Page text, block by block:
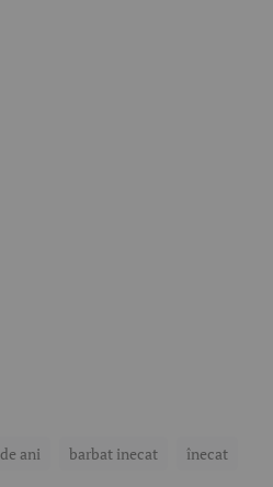
ani barbat inecat înecat